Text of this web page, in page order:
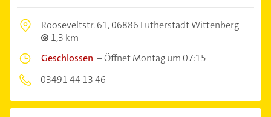
Rooseveltstr. 61,06886 Lutherstadt Wittenberg
1,3 km
Geschlossen –Öffnet Montag um 07:15
03491 44 13 46